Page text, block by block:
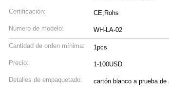
Certificación: CE;Rohs
Número de modelo: WH-LA-02
Cantidad de orden mínima: 1pcs
Precio: 1-100USD
Detalles de empaquetado: cartón blanco a prueba de